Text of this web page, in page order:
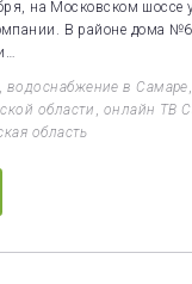
на Московском
В районе дома
,водоснабжение в Самаре,
области , онлайн ТВ
область